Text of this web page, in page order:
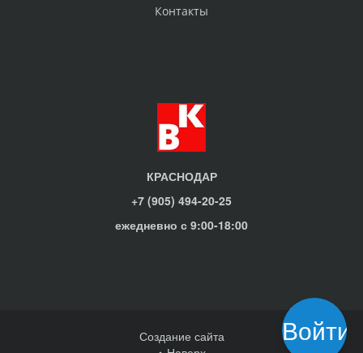
Контакты
КРАСНОДАР
+7 (905) 494-20-25
ежедневно с 9:00-18:00
Создание сайта
Войти